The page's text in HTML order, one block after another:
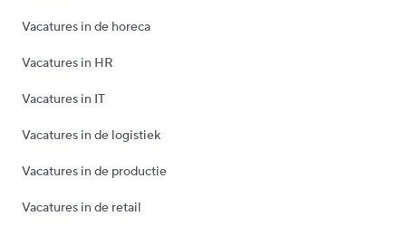
Vacatures in de horeca
Vacatures in HR
Vacatures in IT
Vacatures in de logistiek
Vacatures in de productie
Vacatures in de retail